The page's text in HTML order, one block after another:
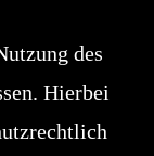
des
Hierbei